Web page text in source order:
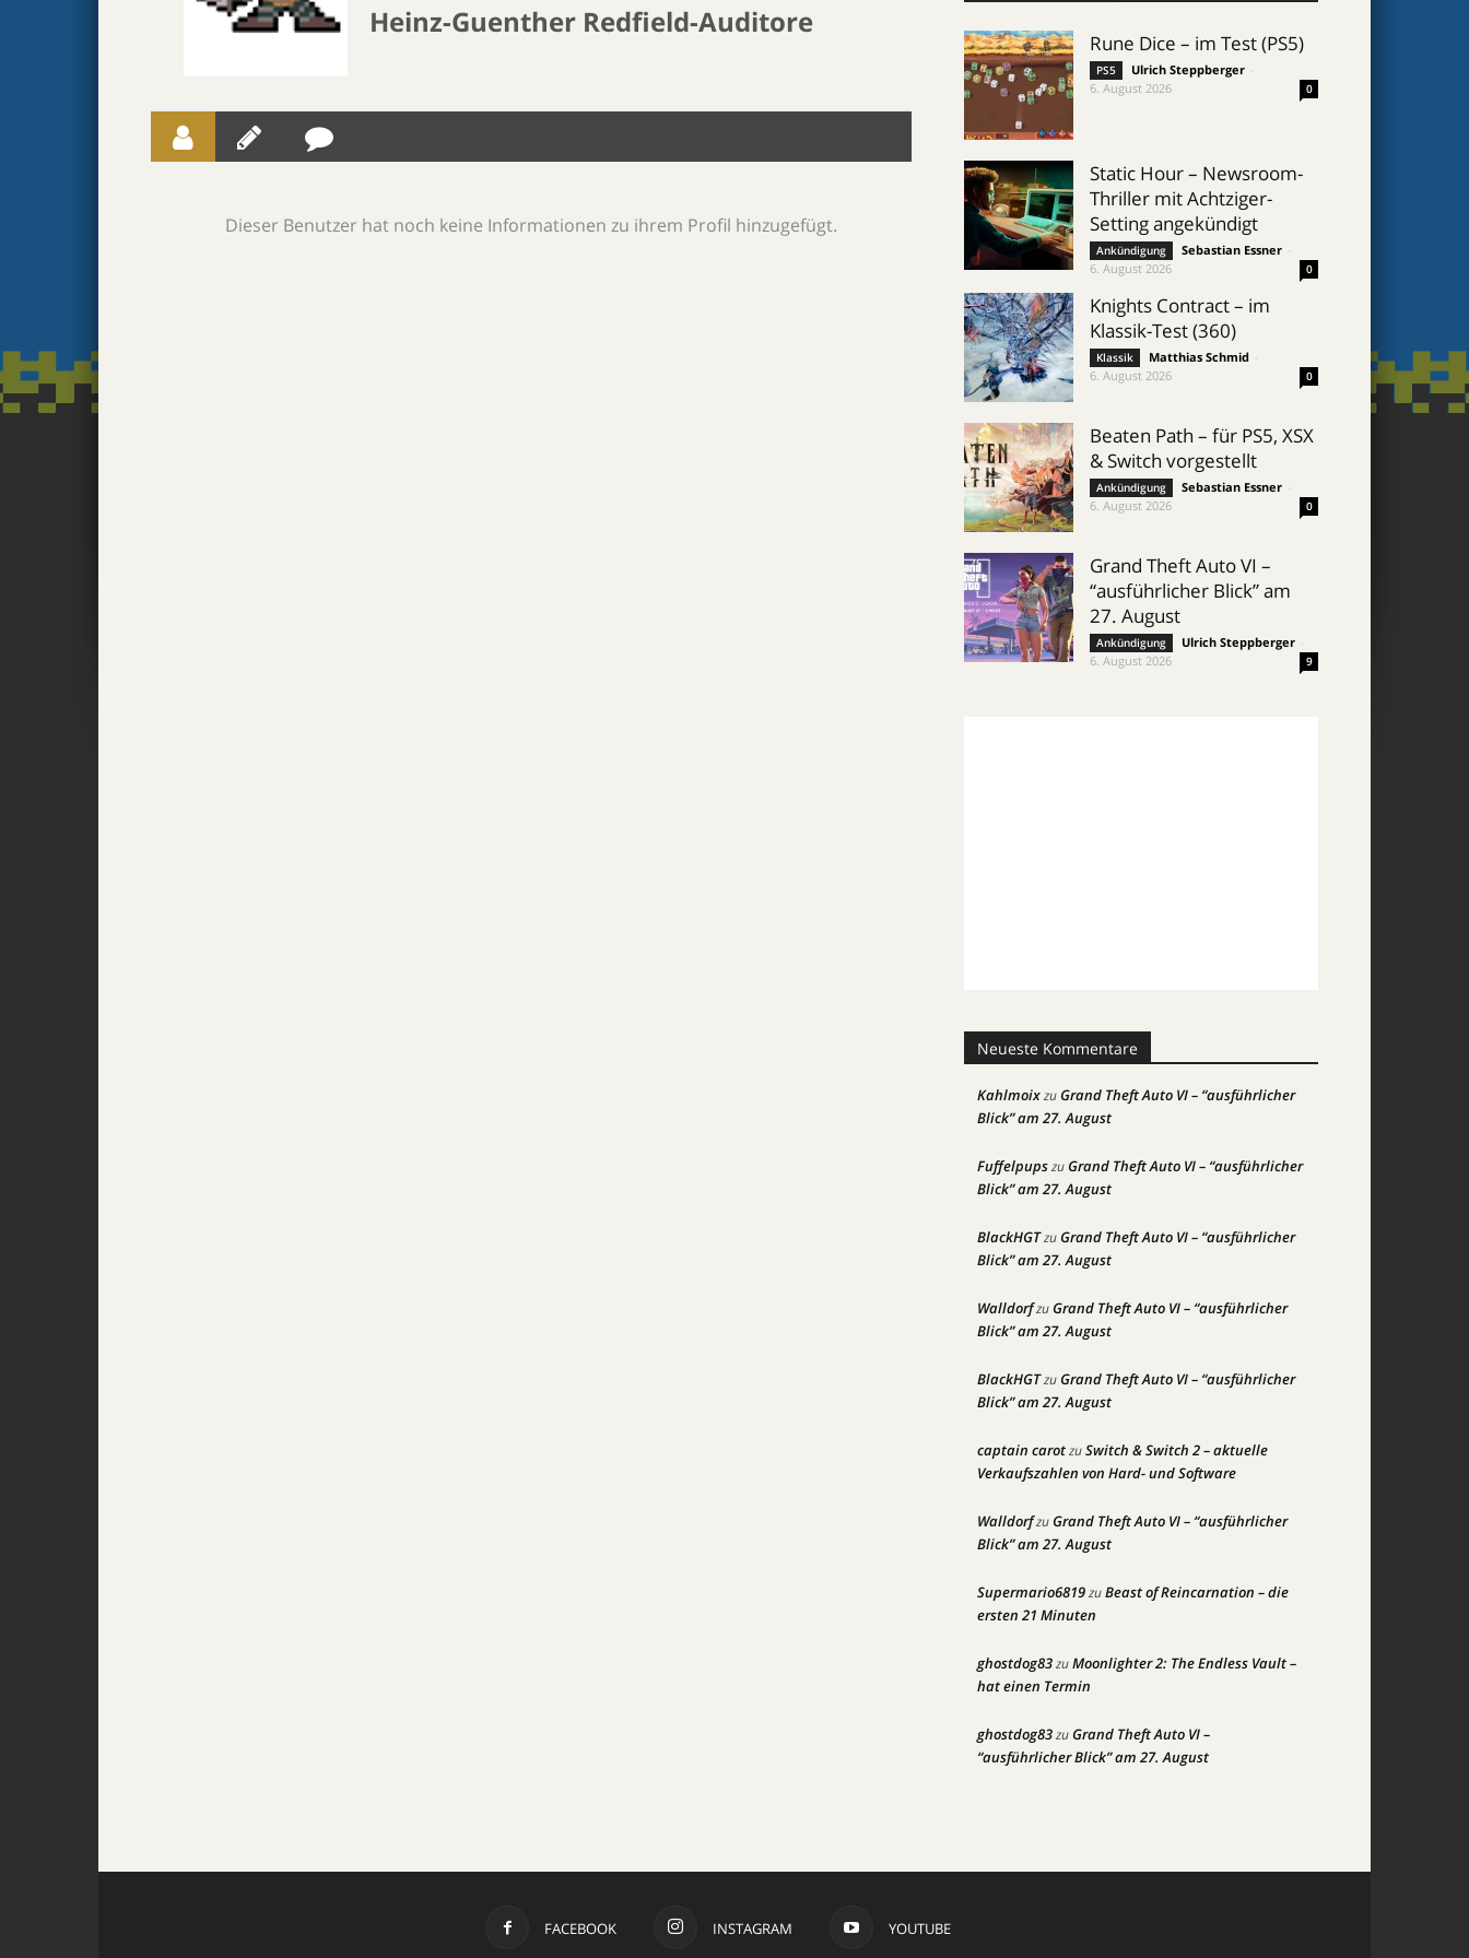
Heinz-Guenther Redfield-Auditore
Dieser Benutzer hat noch keine Informationen zu ihrem Profil hinzugefügt.
Rune Dice – im Test (PS5)
PS5 Ulrich Steppberger
6. August 2026
0
Static Hour – Newsroom-
Thriller mit Achtziger-
Setting angekündigt
Ankündigung Sebastian Essner
6. August 2026
0
Knights Contract – im
Klassik-Test (360)
Klassik Matthias Schmid
6. August 2026
0
Beaten Path – für PS5, XSX
& Switch vorgestellt
Ankündigung Sebastian Essner
6. August 2026
0
Grand Theft Auto VI –
“ausführlicher Blick” am
27. August
Ankündigung Ulrich Steppberger
6. August 2026
9
Neueste Kommentare
KahlmoixzuGrand Theft Auto VI – “ausführlicher
Blick” am 27. August
FuffelpupszuGrand Theft Auto VI – “ausführlicher
Blick” am 27. August
BlackHGTzuGrand Theft Auto VI – “ausführlicher
Blick” am 27. August
WalldorfzuGrand Theft Auto VI – “ausführlicher
Blick” am 27. August
BlackHGTzuGrand Theft Auto VI – “ausführlicher
Blick” am 27. August
captain carotzuSwitch & Switch 2 – aktuelle
Verkaufszahlen von Hard- und Software
WalldorfzuGrand Theft Auto VI – “ausführlicher
Blick” am 27. August
Supermario6819zuBeast of Reincarnation – die
ersten 21 Minuten
ghostdog83zuMoonlighter 2: The Endless Vault –
hat einen Termin
ghostdog83zuGrand Theft Auto VI –
“ausführlicher Blick” am 27. August
FACEBOOK INSTAGRAM YOUTUBE